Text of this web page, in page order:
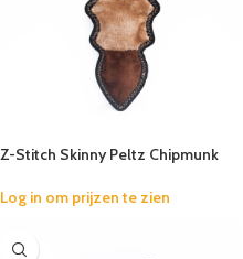
Z-Stitch Skinny Peltz Chipmunk
Log in om prijzen te zien